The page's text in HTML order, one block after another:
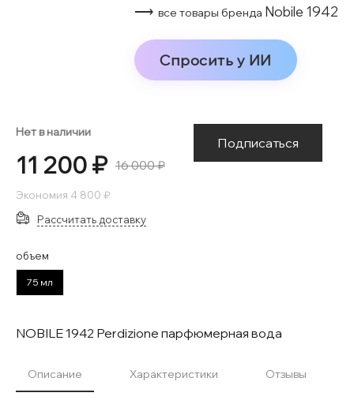
⟶ все товары бренда Nobile 1942
Спросить у ИИ
Нет в наличии
11 200 ₽ 16 000 ₽
Экономия 4 800 ₽
Подписаться
Рассчитать доставку
объем
75 мл
NOBILE 1942 Perdizione парфюмерная вода
Описание Характеристики Отзывы